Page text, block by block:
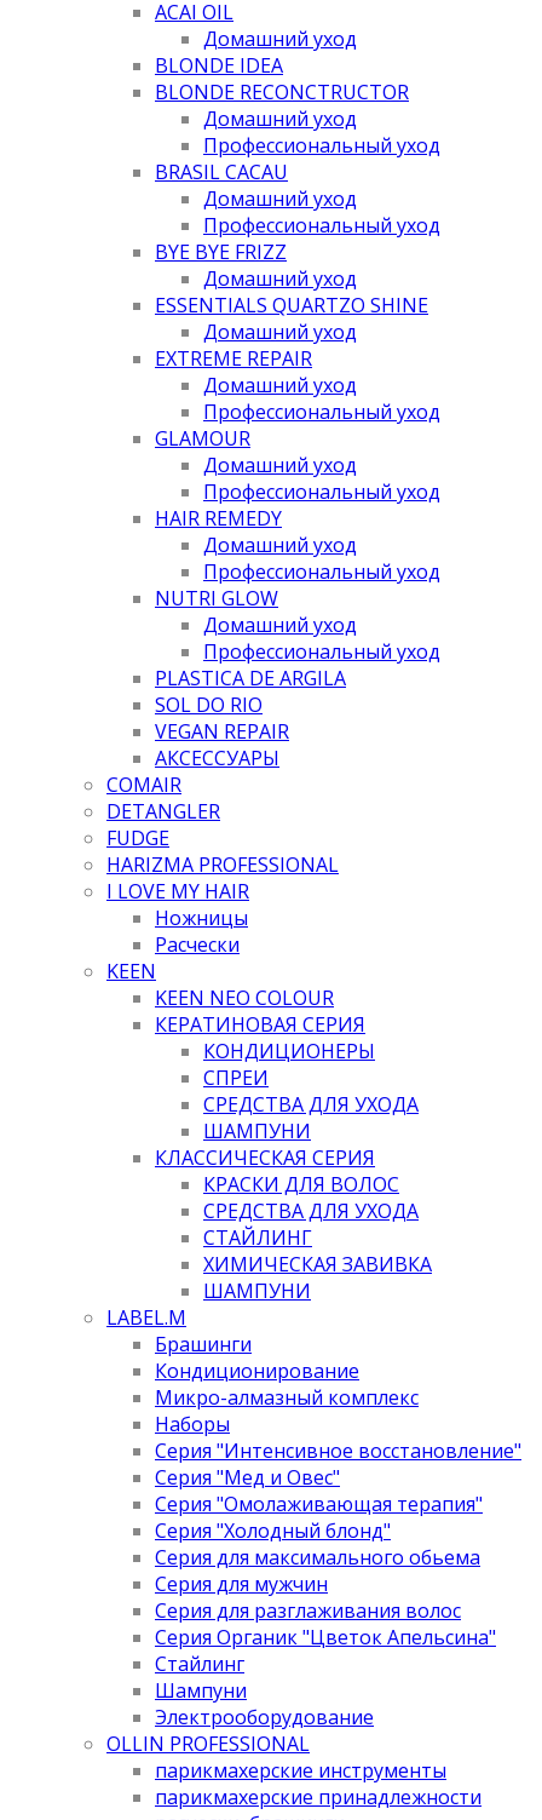
ACAI OIL
Домашний уход
BLONDE IDEA
BLONDE RECONCTRUCTOR
Домашний уход
Профессиональный уход
BRASIL CACAU
Домашний уход
Профессиональный уход
BYE BYE FRIZZ
Домашний уход
ESSENTIALS QUARTZO SHINE
Домашний уход
EXTREME REPAIR
Домашний уход
Профессиональный уход
GLAMOUR
Домашний уход
Профессиональный уход
HAIR REMEDY
Домашний уход
Профессиональный уход
NUTRI GLOW
Домашний уход
Профессиональный уход
PLASTICA DE ARGILA
SOL DO RIO
VEGAN REPAIR
АКСЕССУАРЫ
COMAIR
DETANGLER
FUDGE
HARIZMA PROFESSIONAL
I LOVE MY HAIR
Ножницы
Расчески
KEEN
KEEN NEO COLOUR
КЕРАТИНОВАЯ СЕРИЯ
КОНДИЦИОНЕРЫ
СПРЕИ
СРЕДСТВА ДЛЯ УХОДА
ШАМПУНИ
КЛАССИЧЕСКАЯ СЕРИЯ
КРАСКИ ДЛЯ ВОЛОС
СРЕДСТВА ДЛЯ УХОДА
СТАЙЛИНГ
ХИМИЧЕСКАЯ ЗАВИВКА
ШАМПУНИ
LABEL.M
Брашинги
Кондиционирование
Микро-алмазный комплекс
Наборы
Серия "Интенсивное восстановление"
Серия "Мед и Овес"
Серия "Омолаживающая терапия"
Серия "Холодный блонд"
Серия для максимального обьема
Серия для мужчин
Серия для разглаживания волос
Серия Органик "Цветок Апельсина"
Стайлинг
Шампуни
Электрооборудование
OLLIN PROFESSIONAL
парикмахерские инструменты
парикмахерские принадлежности